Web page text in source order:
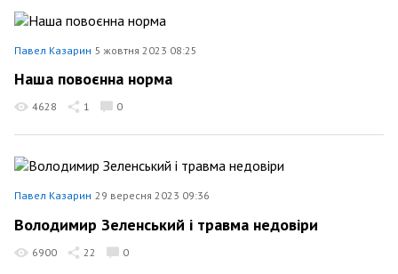
Павел Казарин 5 жовтня 2023 08:25
Наша повоєнна норма
4628 1 0
Павел Казарин 29 вересня 2023 09:36
Володимир Зеленський і травма недовіри
6900 22 0